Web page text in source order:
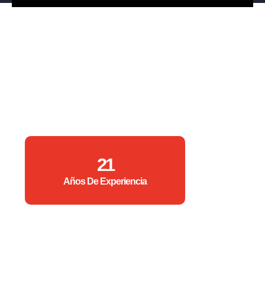
21
Años De Experiencia